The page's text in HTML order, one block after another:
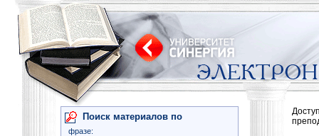
Поиск материалов по
фразе: